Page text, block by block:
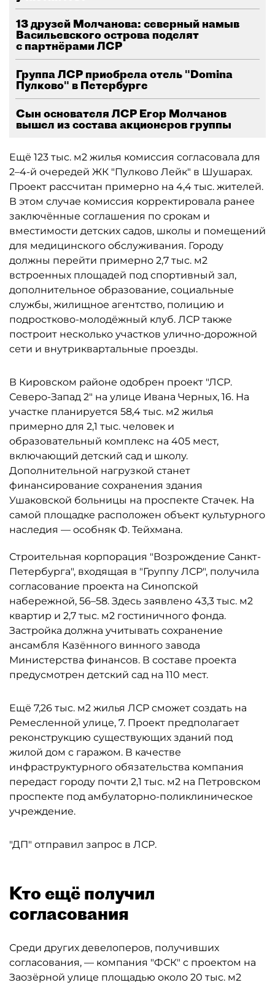
13 друзей Молчанова: северный намыв
Васильевского острова поделят
с партнёрами ЛСР
Группа ЛСР приобрела отель "Domina
Пулково" в Петербурге
Сын основателя ЛСР Егор Молчанов
вышел из состава акционеров группы
Ещё 123 тыс. м2 жилья комиссия согласовала для
2–4-й очередей ЖК "Пулково Лейк" в Шушарах.
Проект рассчитан примерно на 4,4 тыс. жителей.
В этом случае комиссия корректировала ранее
заключённые соглашения по срокам и
вместимости детских садов, школы и помещений
для медицинского обслуживания. Городу
должны перейти примерно 2,7 тыс. м2
встроенных площадей под спортивный зал,
дополнительное образование, социальные
службы, жилищное агентство, полицию и
подростково-молодёжный клуб. ЛСР также
построит несколько участков улично-дорожной
сети и внутриквартальные проезды.
В Кировском районе одобрен проект "ЛСР.
Северо-Запад 2" на улице Ивана Черных, 16. На
участке планируется 58,4 тыс. м2 жилья
примерно для 2,1 тыс. человек и
образовательный комплекс на 405 мест,
включающий детский сад и школу.
Дополнительной нагрузкой станет
финансирование сохранения здания
Ушаковской больницы на проспекте Стачек. На
самой площадке расположен объект культурного
наследия — особняк Ф. Тейхмана.
Строительная корпорация "Возрождение Санкт-
Петербурга", входящая в "Группу ЛСР", получила
согласование проекта на Синопской
набережной, 56–58. Здесь заявлено 43,3 тыс. м2
квартир и 2,7 тыс. м2 гостиничного фонда.
Застройка должна учитывать сохранение
ансамбля Казённого винного завода
Министерства финансов. В составе проекта
предусмотрен детский сад на 110 мест.
Ещё 7,26 тыс. м2 жилья ЛСР сможет создать на
Ремесленной улице, 7. Проект предполагает
реконструкцию существующих зданий под
жилой дом с гаражом. В качестве
инфраструктурного обязательства компания
передаст городу почти 2,1 тыс. м2 на Петровском
проспекте под амбулаторно-поликлиническое
учреждение.
"ДП" отправил запрос в ЛСР.
Кто ещё получил
согласования
Среди других девелоперов, получивших
согласования, — компания "ФСК" с проектом на
Заозёрной улице площадью около 20 тыс. м2